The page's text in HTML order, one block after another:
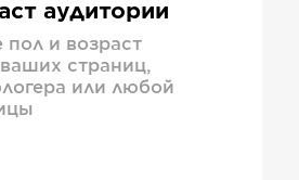
аудитории
пол и возраст
страниц,
или любой